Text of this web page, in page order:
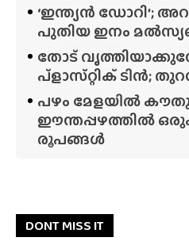
‘ഇന്ത്യൻ ഡോറി’;
പുതിയ ഇനം
തോട്
പ്‌ളാസ്‌റ്റിക് ടിൻ;
പഴം മേളയിൽ
ഈന്തപ്പഴത്തിൽ
രൂപങ്ങൾ
DONT MISS IT